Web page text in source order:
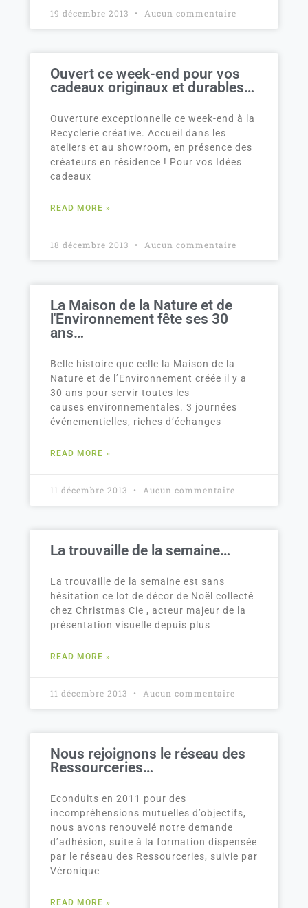
19 décembre 2013 Aucun commentaire
Ouvert ce week-end pour vos
cadeaux originaux et durables…
Ouverture exceptionnelle ce week-end à la
Recyclerie créative. Accueil dans les
ateliers et au showroom, en présence des
créateurs en résidence ! Pour vos Idées
cadeaux
READ MORE »
18 décembre 2013 Aucun commentaire
La Maison de la Nature et de
l'Environnement fête ses 30
ans…
Belle histoire que celle la Maison de la
Nature et de l’Environnement créée il y a
30 ans pour servir toutes les
causes environnementales. 3 journées
événementielles, riches d’échanges
READ MORE »
11 décembre 2013 Aucun commentaire
La trouvaille de la semaine…
La trouvaille de la semaine est sans
hésitation ce lot de décor de Noël collecté
chez Christmas Cie , acteur majeur de la
présentation visuelle depuis plus
READ MORE »
11 décembre 2013 Aucun commentaire
Nous rejoignons le réseau des
Ressourceries…
Econduits en 2011 pour des
incompréhensions mutuelles d’objectifs,
nous avons renouvelé notre demande
d’adhésion, suite à la formation dispensée
par le réseau des Ressourceries, suivie par
Véronique
READ MORE »